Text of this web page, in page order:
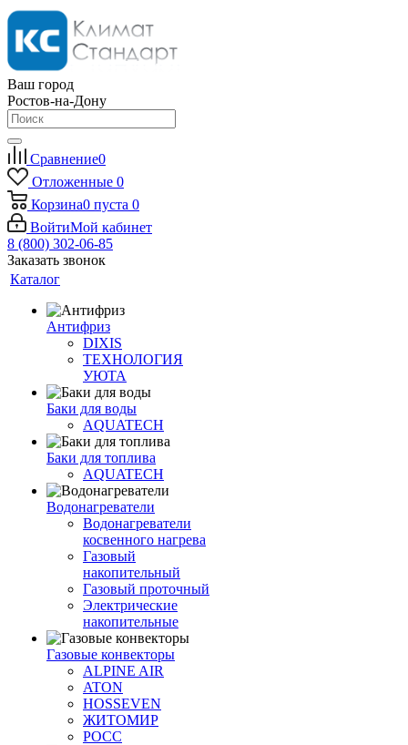
Ваш город
Ростов-на-Дону
Сравнение0
Отложенные 0
Корзина0 пуста 0
ВойтиМой кабинет
8 (800) 302-06-85
Заказать звонок
Каталог
Антифриз
DIXIS
ТЕХНОЛОГИЯ
УЮТА
Баки для воды
AQUATECH
Баки для топлива
AQUATECH
Водонагреватели
Водонагреватели
косвенного нагрева
Газовый
накопительный
Газовый проточный
Электрические
накопительные
Газовые конвекторы
ALPINE AIR
ATON
HOSSEVEN
ЖИТОМИР
РОСС